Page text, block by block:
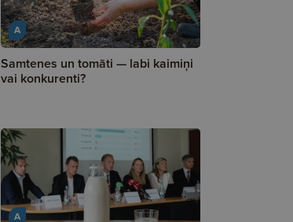
A
Samtenes un tomāti — labi kaimiņi
vai konkurenti?
A